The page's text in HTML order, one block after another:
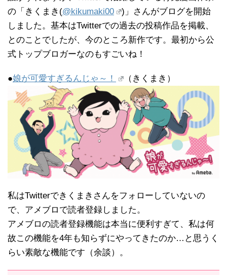
の「きくまき(@kikumaki00
)」さんがブログを開始
しました。基本はTwitterでの過去の投稿作品を掲載、
とのことでしたが、今のところ新作です。最初から公
式トップブロガーなのもすごいね！
●娘が可愛すぎるんじゃ～！ （きくまき）
私はTwitterできくまきさんをフォローしていないの
で、アメブロで読者登録しました。
アメブロの読者登録機能は本当に便利すぎて、私は何
故この機能を4年も知らずにやってきたのか…と思うく
らい素敵な機能です（余談）。